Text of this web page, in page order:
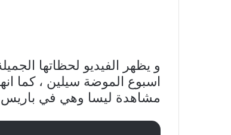
و يظهر الفيديو لحظاتها
اسبوع الموضة سيلين ، كما
مشاهدة ليسا وهي في